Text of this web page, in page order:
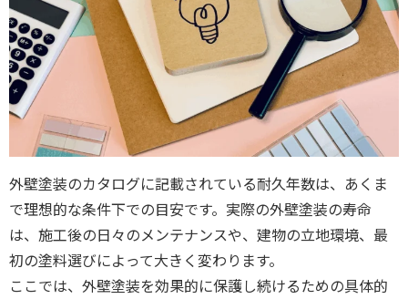
外壁塗装のカタログに記載されている耐久年数は、あくま
で理想的な条件下での目安です。実際の外壁塗装の寿命
は、施工後の日々のメンテナンスや、建物の立地環境、最
初の塗料選びによって大きく変わります。
ここでは、外壁塗装を効果的に保護し続けるための具体的